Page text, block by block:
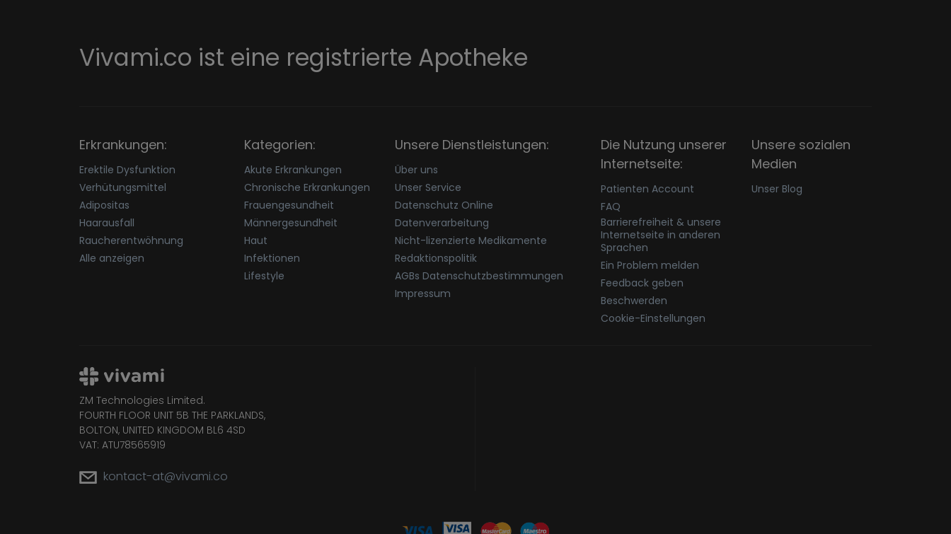
Vivami.co ist eine registrierte Apotheke
Erkrankungen:
Erektile Dysfunktion
Verhütungsmittel
Adipositas
Haarausfall
Raucherentwöhnung
Alle anzeigen
Kategorien:
Akute Erkrankungen
Chronische Erkrankungen
Frauengesundheit
Männergesundheit
Haut
Infektionen
Lifestyle
Unsere Dienstleistungen:
Über uns
Unser Service
Datenschutz Online
Datenverarbeitung
Nicht-lizenzierte Medikamente
Redaktionspolitik
AGBs Datenschutzbestimmungen
Impressum
Die Nutzung unserer
Internetseite:
Patienten Account
FAQ
Barrierefreiheit & unsere
Internetseite in anderen
Sprachen
Ein Problem melden
Feedback geben
Beschwerden
Cookie-Einstellungen
Unsere sozialen
Medien
Unser Blog
ZM Technologies Limited.
FOURTH FLOOR UNIT 5B THE PARKLANDS,
BOLTON, UNITED KINGDOM BL6 4SD
VAT: ATU78565919
kontact-at@vivami.co